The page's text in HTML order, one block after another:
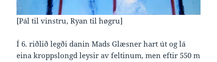
[Pál til vinstru, Ryan til høgru]
Í 6. riðlið legði danin Mads Glæsner hart út og lá
eina kroppslongd leysir av feltinum, men eftir 550 m